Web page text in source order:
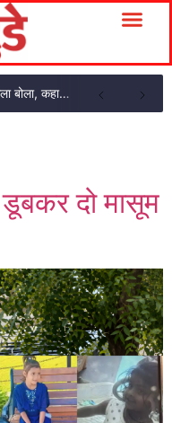
राहुल गांधी ने कार की टंकी खोलकर E20 पर हमला बोला, कहा- पूरी दाल ही काली है
दो मासूम